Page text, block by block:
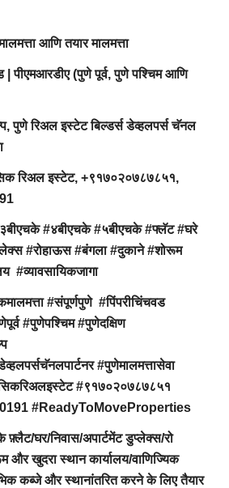
आणि तयार मालमत्ता
| पीएमआरडीए (पुणे पूर्व, पुणे पश्चिम आणि
पुणे रिअल इस्टेट बिल्डर्स डेव्हलपर्स चॅनल
रिअल इस्टेट, +९१७०२०७८७८५१,
#४बीएचके #५बीएचके #फ्लॅट #घरे
#रोहाऊस #बंगला #दुकाने #शोरूम
#व्यावसायिकजागा
#संपूर्णपुणे #पिंपरीचिंचवड
#पुणेपश्चिम #पुणेदक्षिण
#पुणेमालमत्तासेवा
#९१७०२०७८७८५१
#ReadyToMoveProperties
घर/निवास/अपार्टमेंट डुप्लेक्स/रो
और खुदरा स्थान कार्यालय/वाणिज्यिक
कब्जे और स्थानांतरित करने के लिए तैयार